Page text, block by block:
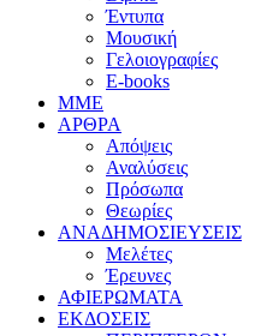
Έντυπα
Μουσική
Γελοιογραφίες
E-books
MME
ΑΡΘΡΑ
Απόψεις
Αναλύσεις
Πρόσωπα
Θεωρίες
ΑΝΑΔΗΜΟΣΙΕΥΣΕΙΣ
Μελέτες
Έρευνες
ΑΦΙΕΡΩΜΑΤΑ
ΕΚΔΟΣΕΙΣ